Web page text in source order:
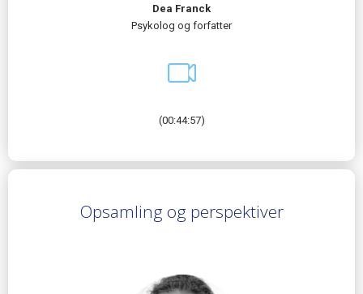
Dea Franck
Psykolog og forfatter
(00:44:57)
Opsamling og perspektiver